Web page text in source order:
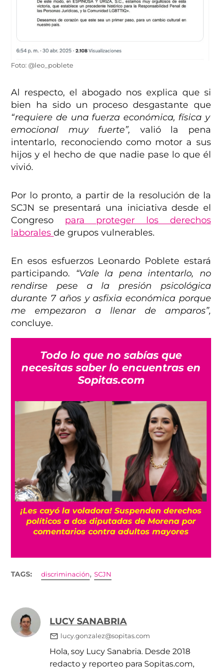
Foto: @leo_poblete
Al respecto, el abogado nos explica que si
bien ha sido un proceso desgastante que
“requiere de una fuerza económica, física y
emocional muy fuerte”,
valió la pena
intentarlo, reconociendo como motor a sus
hijos y el hecho de que nadie pase lo que él
vivió.
Por lo pronto, a partir de la resolución de la
SCJN se presentará una iniciativa desde el
Congreso para proteger los derechos
laboralesde grupos vulnerables.
En esos esfuerzos Leonardo Poblete estará
participando. “Vale la pena intentarlo, no
rendirse pese a la presión psicológica
durante 7 años y asfixia económica porque
me empezaron a llenar de amparos”,
concluye.
Todo lo que no sabías que
necesitas saber lo encuentras en
Sopitas.com
“Es horrible”: El cáncer de próstata de Joe
Biden se ha extendido, según su hijo Hunter
TAGS: discriminación,SCJN
LUCY SANABRIA
lucy.gonzalez@sopitas.com
Hola, soy Lucy Sanabria. Desde 2018
redacto y reporteo para Sopitas.com,